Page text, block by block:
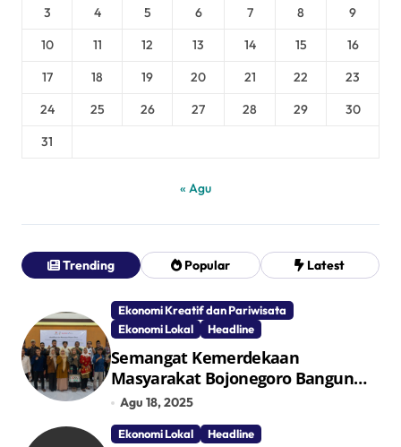
3
4 5 6 7 8
9
10
11 12 13 14 15
16
17
18 19 20 21 22
23
24
25 26 27 28 29
30
31
« Agu
Trending Popular Latest
Ekonomi Kreatif dan Pariwisata
Ekonomi Lokal
Headline
Semangat Kemerdekaan
Masyarakat Bojonegoro Bangun
Desa Mandiri Ekonomi
Agu 18, 2025
Ekonomi Lokal Headline